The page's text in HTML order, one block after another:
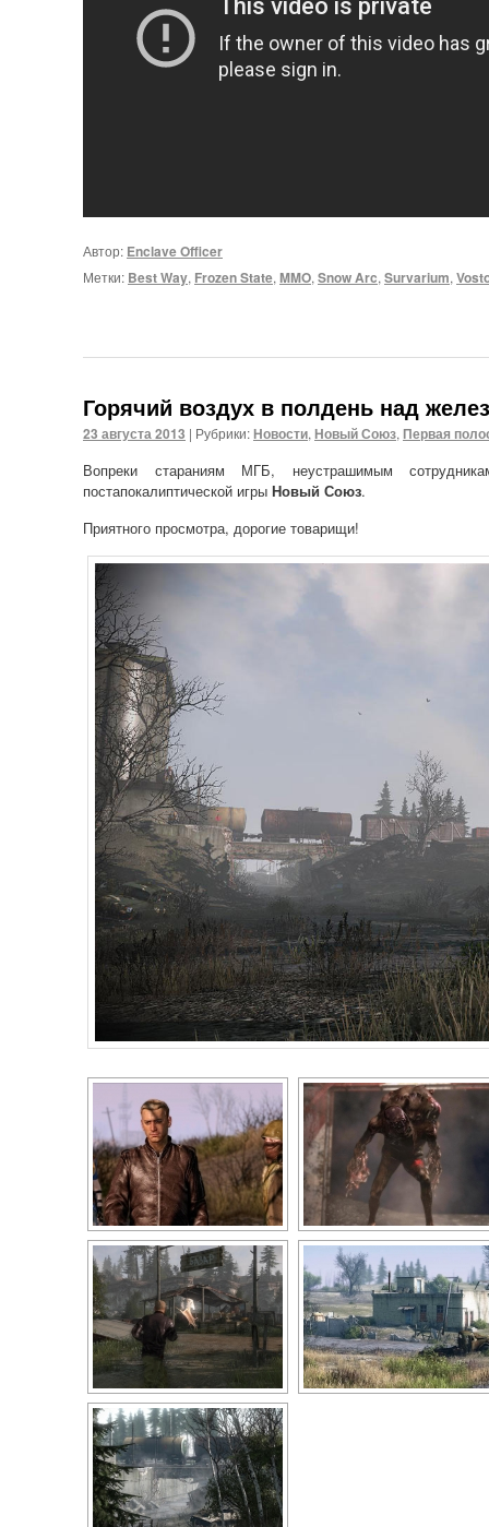
Автор: Enclave Officer
Метки: Best Way, Frozen State, MMO, Snow Arc, Survarium,
Горячий воздух в полдень над
23 августа 2013 | Рубрики:Новости, Новый Союз, Первая
Вопреки стараниям МГБ, неустрашимым
постапокалиптической игры Новый Союз.
Приятного просмотра, дорогие товарищи!